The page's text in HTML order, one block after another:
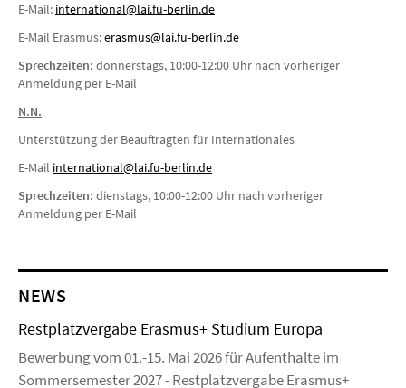
E-Mail: international@lai.fu-berlin.de
E-Mail Erasmus:erasmus@lai.fu-berlin.de
Sprechzeiten: donnerstags, 10:00-12:00 Uhr nach vorheriger
Anmeldung per E-Mail
N.N.
Unterstützung der Beauftragten für Internationales
E-Mail international@lai.fu-berlin.de
Sprechzeiten: dienstags, 10:00-12:00 Uhr nach vorheriger
Anmeldung per E-Mail
NEWS
Restplatzvergabe Erasmus+ Studium Europa
Bewerbung vom 01.-15. Mai 2026 für Aufenthalte im
Sommersemester 2027 - Restplatzvergabe Erasmus+